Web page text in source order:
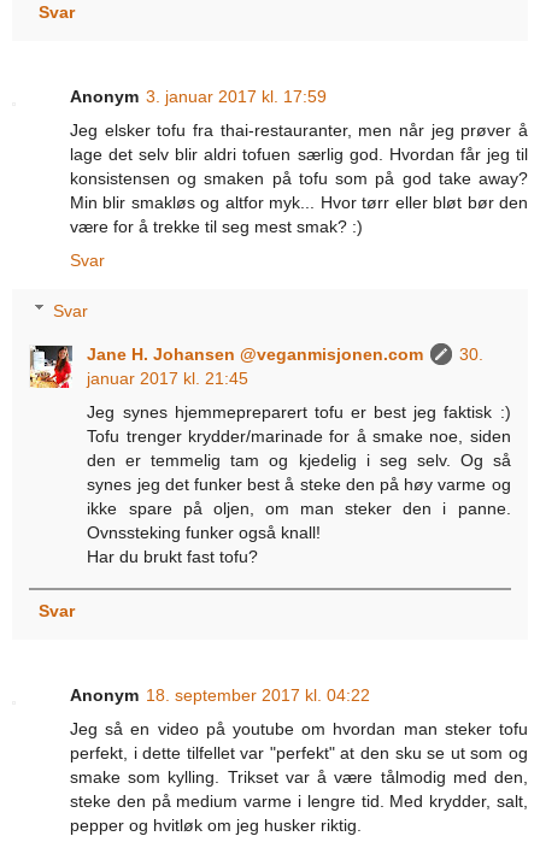
Svar
Anonym 3. januar 2017 kl. 17:59
Jeg elsker tofu fra thai-restauranter, men når jeg prøver å
lage det selv blir aldri tofuen særlig god. Hvordan får jeg til
konsistensen og smaken på tofu som på god take away?
Min blir smakløs og altfor myk... Hvor tørr eller bløt bør den
være for å trekke til seg mest smak? :)
Svar
Svar
Jane H. Johansen @veganmisjonen.com
30.
januar 2017 kl. 21:45
Jeg synes hjemmepreparert tofu er best jeg faktisk :)
Tofu trenger krydder/marinade for å smake noe, siden
den er temmelig tam og kjedelig i seg selv. Og så
synes jeg det funker best å steke den på høy varme og
ikke spare på oljen, om man steker den i panne.
Ovnssteking funker også knall!
Har du brukt fast tofu?
Svar
Anonym 18. september 2017 kl. 04:22
Jeg så en video på youtube om hvordan man steker tofu
perfekt, i dette tilfellet var "perfekt" at den sku se ut som og
smake som kylling. Trikset var å være tålmodig med den,
steke den på medium varme i lengre tid. Med krydder, salt,
pepper og hvitløk om jeg husker riktig.